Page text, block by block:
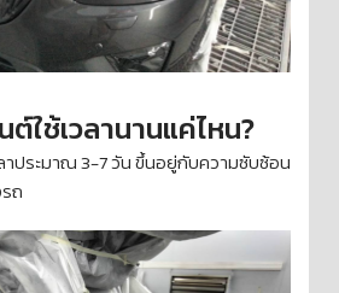
ใช้เวลานานแค่ไหน?
ประมาณ 3-7 วัน ขึ้นอยู่กับความซับซ้อน
ถ